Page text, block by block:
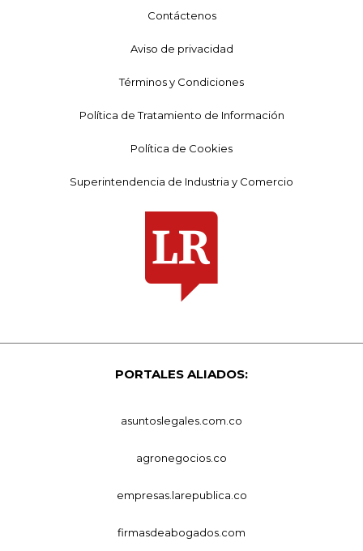
Contáctenos
Aviso de privacidad
Términos y Condiciones
Política de Tratamiento de Información
Política de Cookies
Superintendencia de Industria y Comercio
PORTALES ALIADOS:
asuntoslegales.com.co
agronegocios.co
empresas.larepublica.co
firmasdeabogados.com